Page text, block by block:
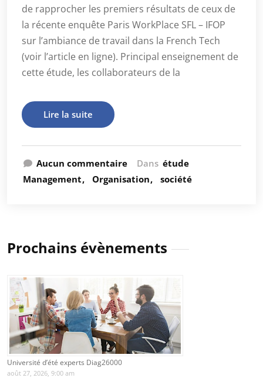
de rapprocher les premiers résultats de ceux de
la récente enquête Paris WorkPlace SFL – IFOP
sur l’ambiance de travail dans la French Tech
(voir l’article en ligne). Principal enseignement de
cette étude, les collaborateurs de la
Lire la suite
Aucun commentaire Dans étude
Management
Organisation société
Prochains évènements
Université d’été experts Diag26000
août 27, 2026, 9:00 am